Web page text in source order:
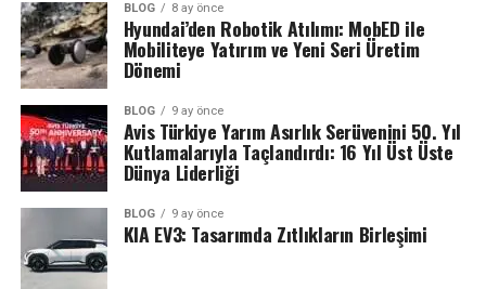
BLOG 8 ay önce
Hyundai’den Robotik Atılımı: MobED ile
Mobiliteye Yatırım ve Yeni Seri Üretim
Dönemi
BLOG 9 ay önce
Avis Türkiye Yarım Asırlık Serüvenini 50. Yıl
Kutlamalarıyla Taçlandırdı: 16 Yıl Üst Üste
Dünya Liderliği
BLOG 9 ay önce
KIA EV3: Tasarımda Zıtlıkların Birleşimi